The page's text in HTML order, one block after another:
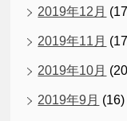
2019年12月
2019年11月
2019年10月
2019年9月 (16)